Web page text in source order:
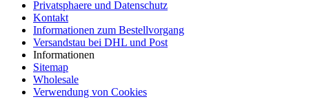
Privatsphaere und Datenschutz
Kontakt
Informationen zum Bestellvorgang
Versandstau bei DHL und Post
Informationen
Sitemap
Wholesale
Verwendung von Cookies